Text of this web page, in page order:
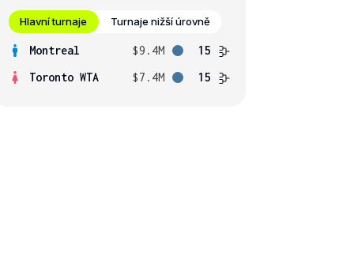
Hlavní turnaje Turnaje nižší úrovně
Montreal $9.4M
15
Toronto WTA
$7.4M 15